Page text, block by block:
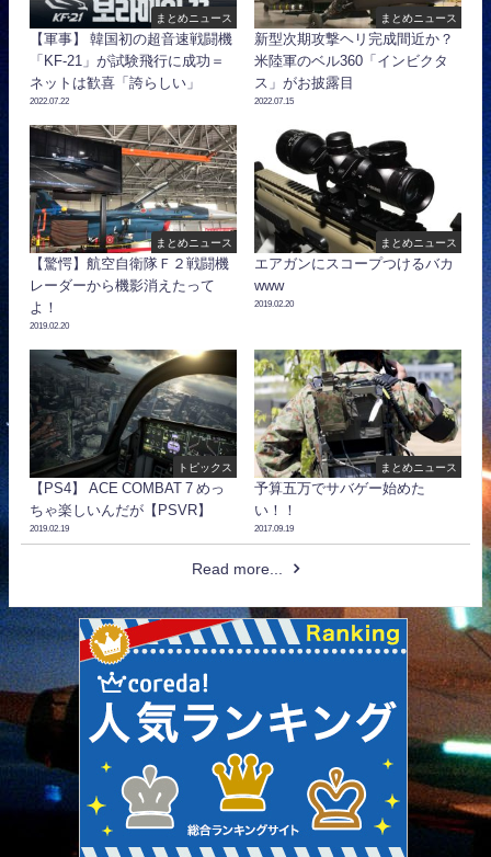
まとめニュース
【軍事】 韓国初の超音速戦闘機
「KF-21」が試験飛行に成功＝
ネットは歓喜「誇らしい」
2022.07.22
まとめニュース
新型次期攻撃ヘリ完成間近か？
米陸軍のベル360「インビクタ
ス」がお披露目
2022.07.15
まとめニュース
【驚愕】航空自衛隊Ｆ２戦闘機
レーダーから機影消えたって
よ！
2019.02.20
まとめニュース
エアガンにスコープつけるバカ
www
2019.02.20
トピックス
【PS4】 ACE COMBAT 7 めっ
ちゃ楽しいんだが【PSVR】
2019.02.19
まとめニュース
予算五万でサバゲー始めた
い！！
2017.09.19
Read more...